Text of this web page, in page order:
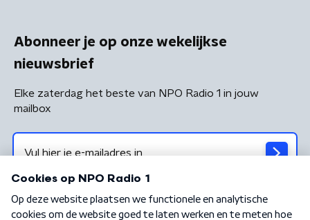
Abonneer je op onze wekelijkse
nieuwsbrief
Elke zaterdag het beste van NPO Radio 1 in jouw
mailbox